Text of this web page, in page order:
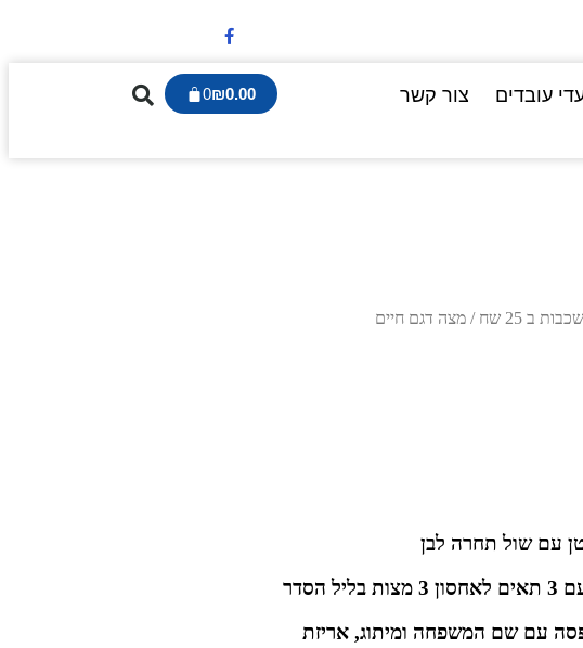
עובדים צור קשר ₪0.00
0
/ מצה דגם חיים
עם שול תחרה לבן
עם שם המשפחה ומיתוג, אריזת